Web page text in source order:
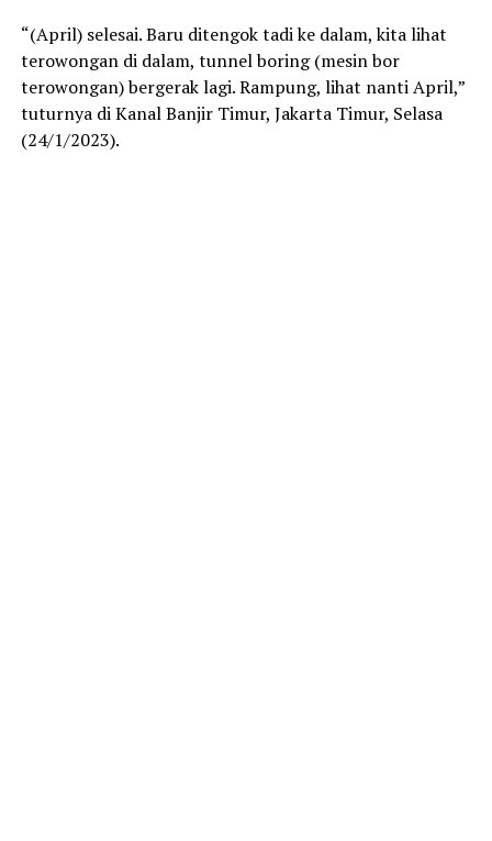
“(April) selesai. Baru ditengok tadi ke dalam, kita lihat
terowongan di dalam, tunnel boring (mesin bor
terowongan) bergerak lagi. Rampung, lihat nanti April,”
tuturnya di Kanal Banjir Timur, Jakarta Timur, Selasa
(24/1/2023).